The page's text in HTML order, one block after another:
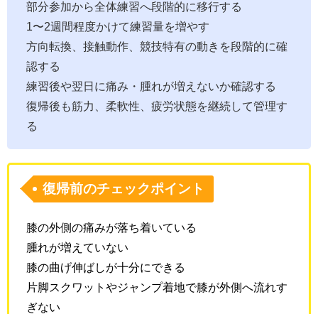
部分参加から全体練習へ段階的に移行する
1〜2週間程度かけて練習量を増やす
方向転換、接触動作、競技特有の動きを段階的に確
認する
練習後や翌日に痛み・腫れが増えないか確認する
復帰後も筋力、柔軟性、疲労状態を継続して管理す
る
復帰前のチェックポイント
膝の外側の痛みが落ち着いている
腫れが増えていない
膝の曲げ伸ばしが十分にできる
片脚スクワットやジャンプ着地で膝が外側へ流れす
ぎない